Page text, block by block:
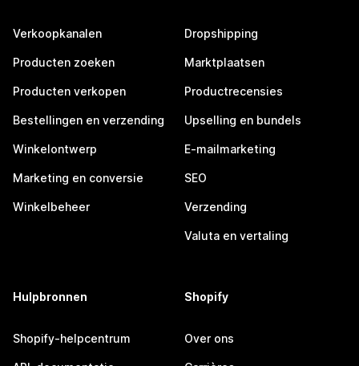
Verkoopkanalen
Producten zoeken
Producten verkopen
Bestellingen en verzending
Winkelontwerp
Marketing en conversie
Winkelbeheer
Dropshipping
Marktplaatsen
Productrecensies
Upselling en bundels
E-mailmarketing
SEO
Verzending
Valuta en vertaling
Hulpbronnen
Shopify-helpcentrum
Shopify
Over ons